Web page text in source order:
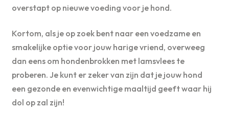
overstapt op nieuwe voeding voor je hond.
Kortom, als je op zoek bent naar een voedzame en
smakelijke optie voor jouw harige vriend, overweeg
dan eens om hondenbrokken met lamsvlees te
proberen. Je kunt er zeker van zijn dat je jouw hond
een gezonde en evenwichtige maaltijd geeft waar hij
dol op zal zijn!